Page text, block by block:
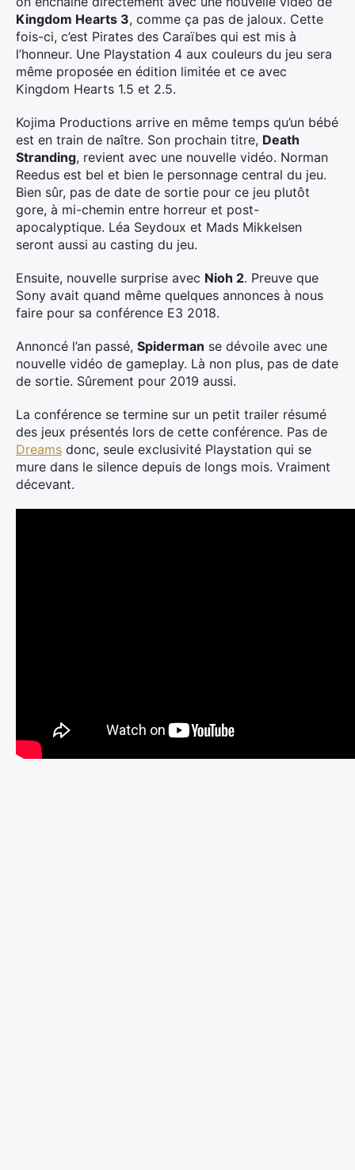
Kingdom Hearts 3, comme ça pas de jaloux. Cette
fois-ci, c’est Pirates des Caraïbes qui est mis à
l’honneur. Une Playstation 4 aux couleurs du jeu sera
même proposée en édition limitée et ce avec
Kingdom Hearts 1.5 et 2.5.
Kojima Productions arrive en même temps qu’un bébé
est en train de naître. Son prochain titre, Death
Stranding, revient avec une nouvelle vidéo. Norman
Reedus est bel et bien le personnage central du jeu.
Bien sûr, pas de date de sortie pour ce jeu plutôt
gore, à mi-chemin entre horreur et post-
apocalyptique. Léa Seydoux et Mads Mikkelsen
seront aussi au casting du jeu.
Ensuite, nouvelle surprise avec Nioh 2. Preuve que
Sony avait quand même quelques annonces à nous
faire pour sa conférence E3 2018.
Annoncé l’an passé, Spiderman se dévoile avec une
nouvelle vidéo de gameplay. Là non plus, pas de date
de sortie. Sûrement pour 2019 aussi.
La conférence se termine sur un petit trailer résumé
des jeux présentés lors de cette conférence. Pas de
Dreams donc, seule exclusivité Playstation qui se
mure dans le silence depuis de longs mois. Vraiment
décevant.